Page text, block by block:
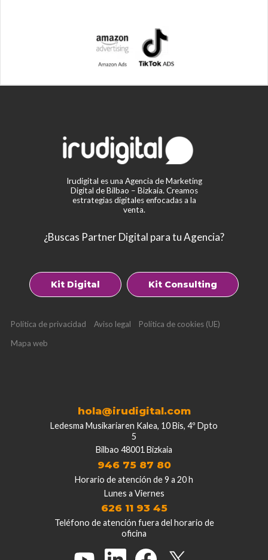
Irudigital es una Agencia de Marketing
Digital de Bilbao – Bizkaia. Creamos
estrategias digitales enfocadas a la
venta.
¿Buscas Partner Digital para tu Agencia?
Kit Digital Kit Consulting
Política de privacidad Aviso legal
Política de cookies (UE)
Mapa web
hola@irudigital.com
Ledesma Musikariaren Kalea, 10 Bis, 4º Dpto
5
Bilbao 48001 Bizkaia
946 75 87 80
Horario de atención de 9 a 20 h
Lunes a Viernes
626 11 93 45
Teléfono de atención fuera del horario de
oficina